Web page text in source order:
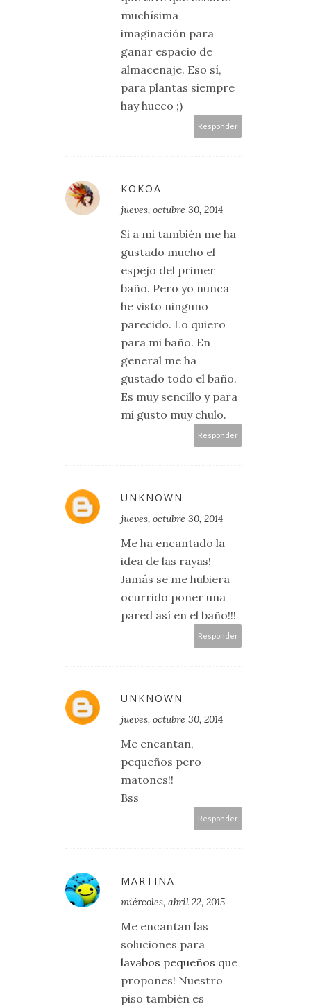
muchísima
imaginación para
ganar espacio de
almacenaje. Eso sí,
para plantas siempre
hay hueco ;)
Responder
KOKOA
jueves, octubre 30, 2014
Si a mi también me ha
gustado mucho el
espejo del primer
baño. Pero yo nunca
he visto ninguno
parecido. Lo quiero
para mi baño. En
general me ha
gustado todo el baño.
Es muy sencillo y para
mi gusto muy chulo.
Responder
UNKNOWN
jueves, octubre 30, 2014
Me ha encantado la
idea de las rayas!
Jamás se me hubiera
ocurrido poner una
pared así en el baño!!!
Responder
UNKNOWN
jueves, octubre 30, 2014
Me encantan,
pequeños pero
matones!!
Bss
Responder
MARTINA
miércoles, abril 22, 2015
Me encantan las
soluciones para
lavabos pequeños que
propones! Nuestro
piso también es